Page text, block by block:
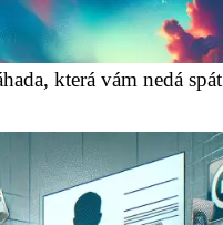
která vám nedá spát